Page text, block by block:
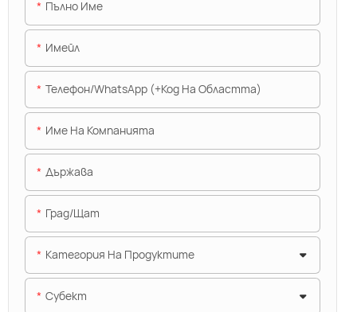
Пълно Име
Имейл
Телефон/WhatsApp (+Код На Областта)
Име На Компанията
Държава
Град/щат
Категория На Продуктите
Субект